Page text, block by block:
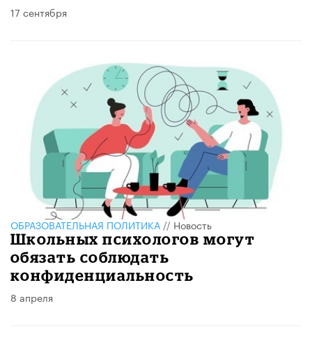
17 сентября
ОБРАЗОВАТЕЛЬНАЯ ПОЛИТИКА // Новость
Школьных психологов могут
обязать соблюдать
конфиденциальность
8 апреля